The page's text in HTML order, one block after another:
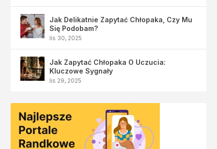
Jak Delikatnie Zapytać Chłopaka, Czy Mu
Się Podobam?
lis 30, 2025
Jak Zapytać Chłopaka O Uczucia:
Kluczowe Sygnały
lis 29, 2025